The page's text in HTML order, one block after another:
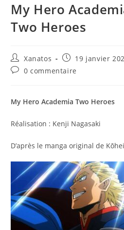
My Hero
Two Heroes
Auteur/autrice
de
la
Xanatos
Publication
publiée :
19 janvier
Commentaires
publication :
0 commentaire
My Hero Academia Two Heroes
Réalisation : Kenji Nagasaki
D’après le manga original de